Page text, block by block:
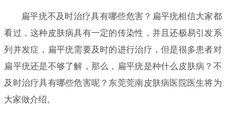
扁平疣不及时治疗具有哪些危害？扁平疣相信大家都
看过，这种皮肤病具有一定的传染性，并且还极易引发系
列并发症，扁平疣需要及时的进行治疗，但是很多患者对
扁平疣还是不够了解，那么，扁平疣是种什么皮肤病？不
及时治疗具有哪些危害呢？东莞莞南皮肤病医院医生将为
大家做介绍。